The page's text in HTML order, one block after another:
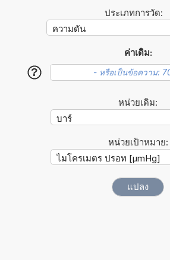
ประเภทการวัด:
ค่าเดิม:
?
หน่วยเดิม:
หน่วยเป้าหมาย: